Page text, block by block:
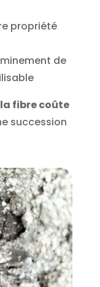
propriété
de
fibre coûte
succession